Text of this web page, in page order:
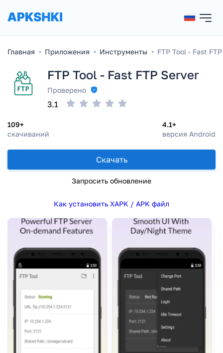
Главная Приложения Инструменты FTP Tool - Fast
FTP Tool - Fast FTP Server
Проверено
109+
скачиваний
4.1+
версия Android
3.1
Скачать
Запросить обновление
Как установить XAPK / APK файл